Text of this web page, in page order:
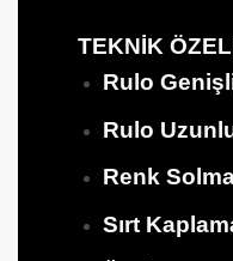
TEKNİK
Rulo
Rulo
Renk
Sırt